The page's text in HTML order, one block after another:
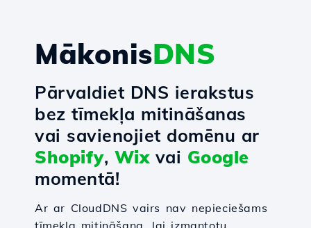
MākonisDNS
Pārvaldiet DNS ierakstus
bez tīmekļa mitināšanas
vai savienojiet domēnu ar
Shopify, Wixvai Google
momentā!
Ar ar CloudDNS vairs nav nepieciešams
tīmekļa mitināšana, lai izmantotu